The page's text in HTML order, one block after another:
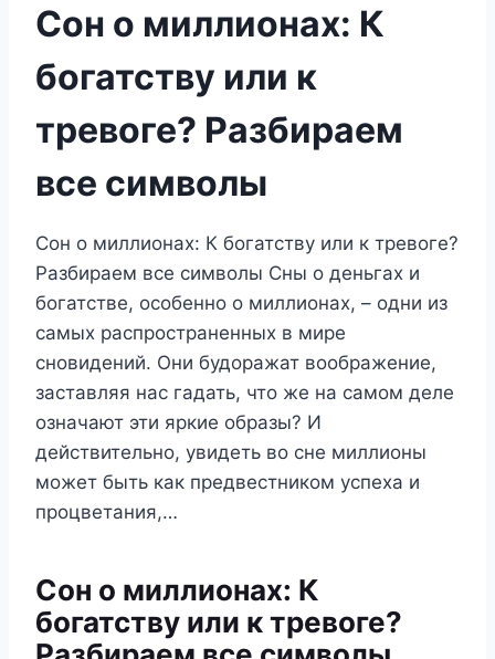
Сон о миллионах: К
богатству или к
тревоге? Разбираем
все символы
Сон о миллионах: К богатству или к тревоге?
Разбираем все символы Сны о деньгах и
богатстве, особенно о миллионах, – одни из
самых распространенных в мире
сновидений. Они будоражат воображение,
заставляя нас гадать, что же на самом деле
означают эти яркие образы? И
действительно, увидеть во сне миллионы
может быть как предвестником успеха и
процветания,…
Сон о миллионах: К
богатству или к тревоге?